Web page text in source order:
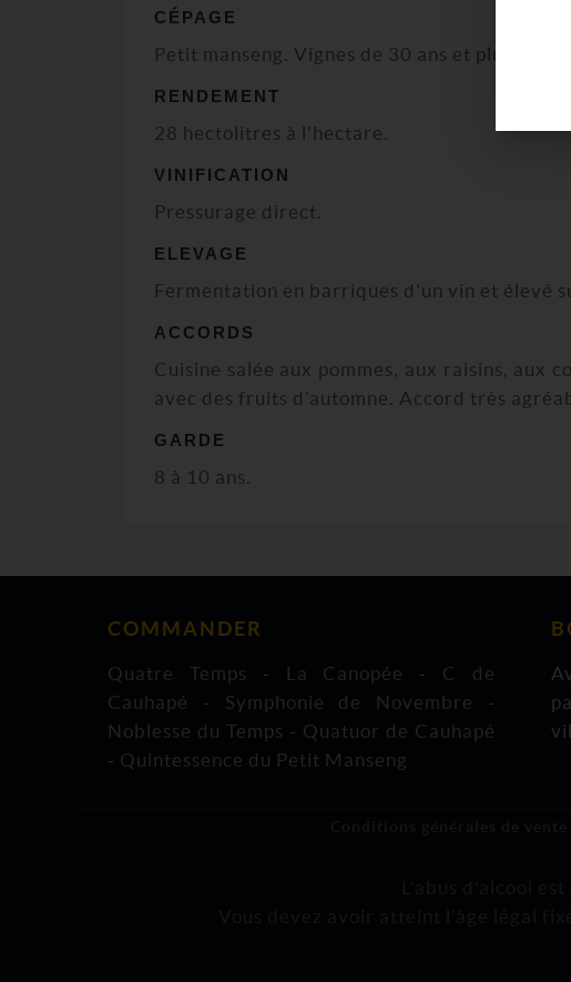
CÉPAGE
Petit manseng. Vignes de 30 ans et plus.
RENDEMENT
28 hectolitres à l'hectare.
VINIFICATION
Pressurage direct.
ELEVAGE
Fermentation en barriques d'un vin et élevé
ACCORDS
Cuisine salée aux pommes, aux raisins, aux
avec des fruits d'automne. Accord très
GARDE
8 à 10 ans.
COMMANDER
Quatre Temps - La Canopée - C de
Cauhapé
- Symphonie de Novembre
-
Noblesse du Temps - Quatuor de Cauhapé
- Quintessence du Petit Manseng